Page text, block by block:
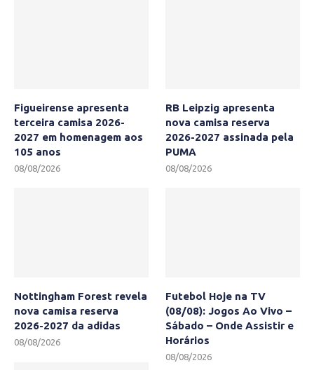
Figueirense apresenta
terceira camisa 2026-
2027 em homenagem aos
105 anos
08/08/2026
RB Leipzig apresenta
nova camisa reserva
2026-2027 assinada pela
PUMA
08/08/2026
Nottingham Forest revela
nova camisa reserva
2026-2027 da adidas
08/08/2026
Futebol Hoje na TV
(08/08): Jogos Ao Vivo –
Sábado – Onde Assistir e
Horários
08/08/2026